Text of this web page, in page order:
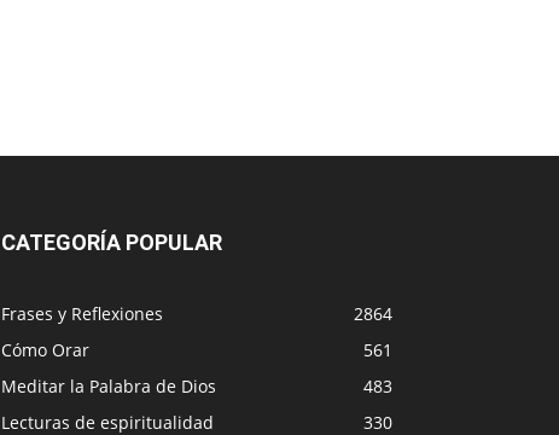
CATEGORÍA POPULAR
Frases y Reflexiones
2864
Cómo Orar
561
Meditar la Palabra de Dios
483
Lecturas de espiritualidad
330